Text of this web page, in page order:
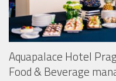
Aquapalace Hotel
Food & Beverage